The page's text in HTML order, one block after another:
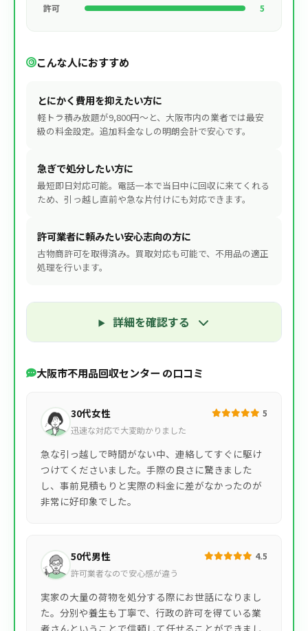
許可
5
こんな人におすすめ
とにかく費用を抑えたい方に
軽トラ積み放題が9,800円〜と、大阪市内の業者では最安
級の料金設定。追加料金なしの明朗会計で安心です。
急ぎで処分したい方に
最短即日対応可能。電話一本で当日中に回収に来てくれる
ため、引っ越し直前や急な片付けにも対応できます。
許可業者に頼みたい安心志向の方に
古物商許可を取得済み。買取対応も可能で、不用品の適正
処理を行います。
詳細を確認する
大阪市不用品回収センター の口コミ
30代女性
迅速な対応で大変助かりました
5
急な引っ越しで時間がない中、連絡してすぐに駆け
つけてくださいました。手際の良さに驚きました
し、事前見積もりと実際の料金に差がなかったのが
非常に好印象でした。
50代男性
許可業者なので安心感が違う
4.5
実家の大量の荷物を処分する際にお世話になりまし
た。分別や養生も丁寧で、行政の許可を得ている業